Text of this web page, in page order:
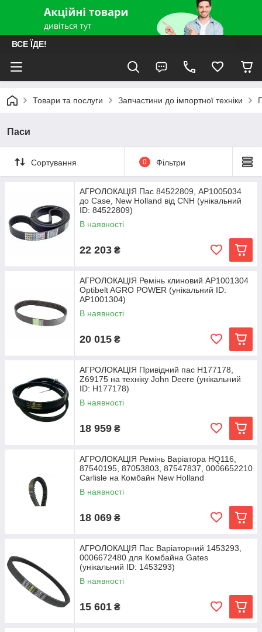
ВСЕ ЇДЕ!
Товари та послуги Запчастини до імпортної техніки
Паси
Сортування 0 Фільтри
АГРОЛОКАЦІЯ Пас 84522809, AP1005034
до Case, New Holland від CNH (унікальний
ID: 84522809)
В наявності
22 203 ₴
АГРОЛОКАЦІЯ Ремінь клиновий AP1001304
Optibelt AGRO POWER (унікальний ID:
AP1001304)
В наявності
20 015 ₴
АГРОЛОКАЦІЯ Привідний пас H177178,
Z69175 на техніку John Deere (унікальний
ID: H177178)
В наявності
18 959 ₴
АГРОЛОКАЦІЯ Ремінь Варіатора HQ116,
87540195, 87053803, 87547837, 0006652210
Carlisle на Комбайн New Holland
В наявності
18 069 ₴
АГРОЛОКАЦІЯ Пас Варіаторний 1453293,
0006672480 для Комбайна Gates
(унікальний ID: 1453293)
В наявності
15 601 ₴